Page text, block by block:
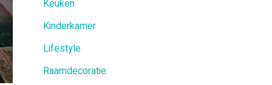
Keuken
Kinderkamer
Lifestyle
Raamdecoratie